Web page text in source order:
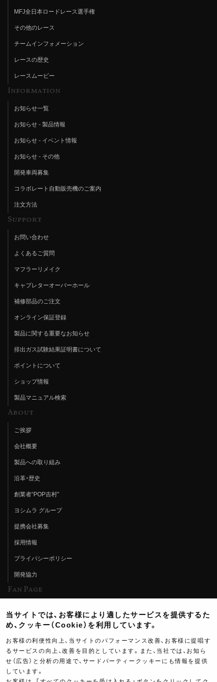
MFJ全日本ロードレース選手権
その他のレース
チームインフォメーション
レースの歴史
レースムービー
Information
お知らせ一覧
お知らせ - 製品情報
お知らせ - イベント情報
お知らせ - その他
開発車両募集
コラボレート自動販売機のご案内
注文方法
Support
お問い合わせ
よくあるご質問
マフラーリメイク
キャブレターオーバーホール
補修部品のご注文
オンライン保証登録
製品に関する重要なお知らせ
排出ガス試験結果証明書について
ポイントについて
ショップ情報
製品マニュアル検索
About
ご挨拶
会社概要
製品への取り組み
沿革・歴史
創業者“POP吉村”
ヨシムラ グループ
提携会社募集
採用情報
プライバシーポリシー
開発協力
Fan Page
ヨシムラTV
イベント情報
イベントスケジュール
ツーリングブレイクタイム
当サイトでは、お客様により適したサービスを提供するた
め、クッキー（Cookie）を利用しています。
お客様の利便性向上、当サイトのパフォーマンス改善、お客様に提唱す
るサービスの向上、改善を目的としています。また、当社では、お知ら
せ（広告）と分析の用途で、サードパーティークッキーにも情報を提供
しています。